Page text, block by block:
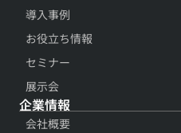
導入事例​
お役立ち情報​
セミナー
展示会​
企業情報
会社概要​